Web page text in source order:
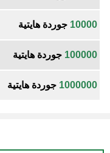
10000 جوردة هايتية
100000 جوردة هايتية
1000000 جوردة هايتية